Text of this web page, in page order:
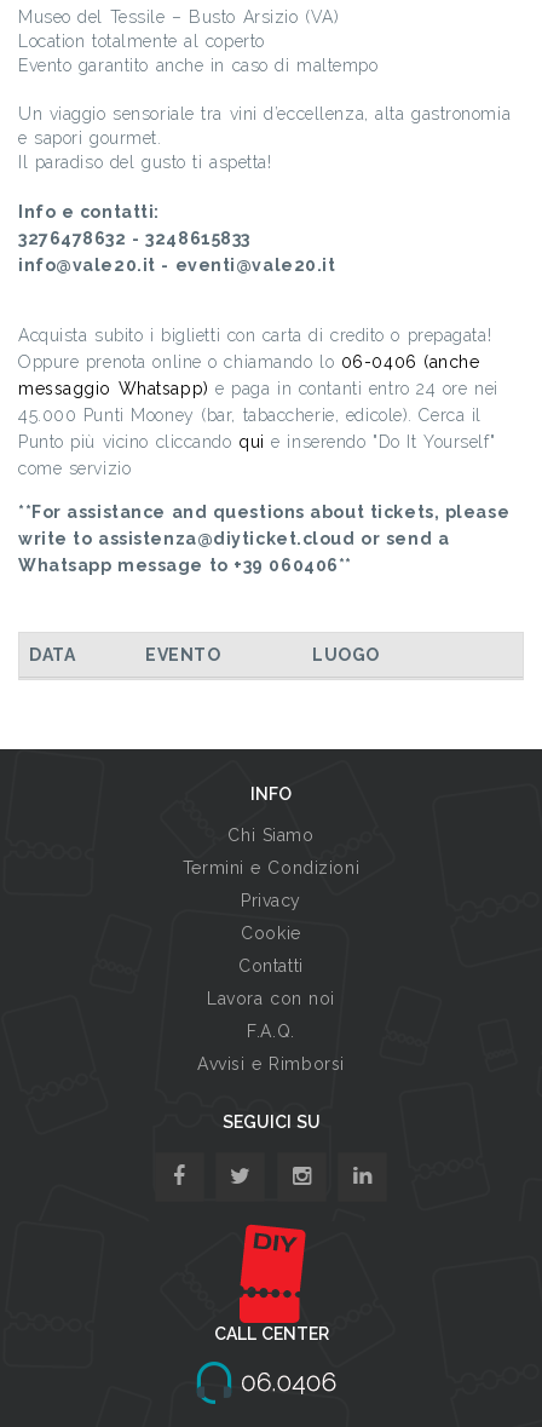
Museo del Tessile – Busto Arsizio (VA)
Location totalmente al coperto
Evento garantito anche in caso di maltempo
Un viaggio sensoriale tra vini d’eccellenza, alta gastronomia
e sapori gourmet.
Il paradiso del gusto ti aspetta!
Info e contatti:
3276478632 - 3248615833
info@vale20.it - eventi@vale20.it
Acquista subito i biglietti con carta di credito o prepagata!
Oppure prenota online o chiamando lo 06-0406 (anche
messaggio Whatsapp) e paga in contanti entro 24 ore nei
45.000 Punti Mooney (bar, tabaccherie, edicole). Cerca il
Punto più vicino cliccando qui e inserendo "Do It Yourself"
come servizio
**For assistance and questions about tickets, please
write to assistenza@diyticket.cloud or send a
Whatsapp message to +39 060406**
DATA EVENTO LUOGO
INFO
Chi Siamo
Termini e Condizioni
Privacy
Cookie
Contatti
Lavora con noi
F.A.Q.
Avvisi e Rimborsi
SEGUICI SU
CALL CENTER